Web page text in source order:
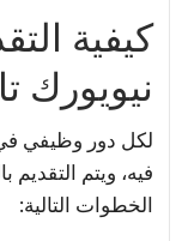
كيفية
نيويورك
لكل دور وظيفي
فيه، ويتم
الخطوات التالية: